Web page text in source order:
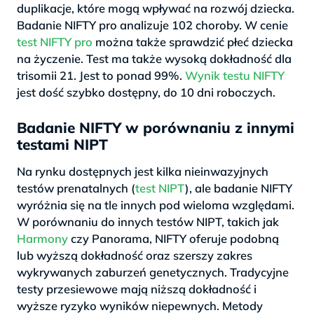
duplikacje, które mogą wpływać na rozwój dziecka.
Badanie NIFTY pro analizuje 102 choroby. W cenie
test NIFTY pro można także sprawdzić płeć dziecka
na życzenie. Test ma także wysoką dokładność dla
trisomii 21. Jest to ponad 99%. Wynik testu NIFTY
jest dość szybko dostępny, do 10 dni roboczych.
Badanie NIFTY w porównaniu z innymi
testami NIPT
Na rynku dostępnych jest kilka nieinwazyjnych
testów prenatalnych (test NIPT), ale badanie NIFTY
wyróżnia się na tle innych pod wieloma względami.
W porównaniu do innych testów NIPT, takich jak
Harmonyczy Panorama, NIFTY oferuje podobną
lub wyższą dokładność oraz szerszy zakres
wykrywanych zaburzeń genetycznych. Tradycyjne
testy przesiewowe mają niższą dokładność i
wyższe ryzyko wyników niepewnych. Metody